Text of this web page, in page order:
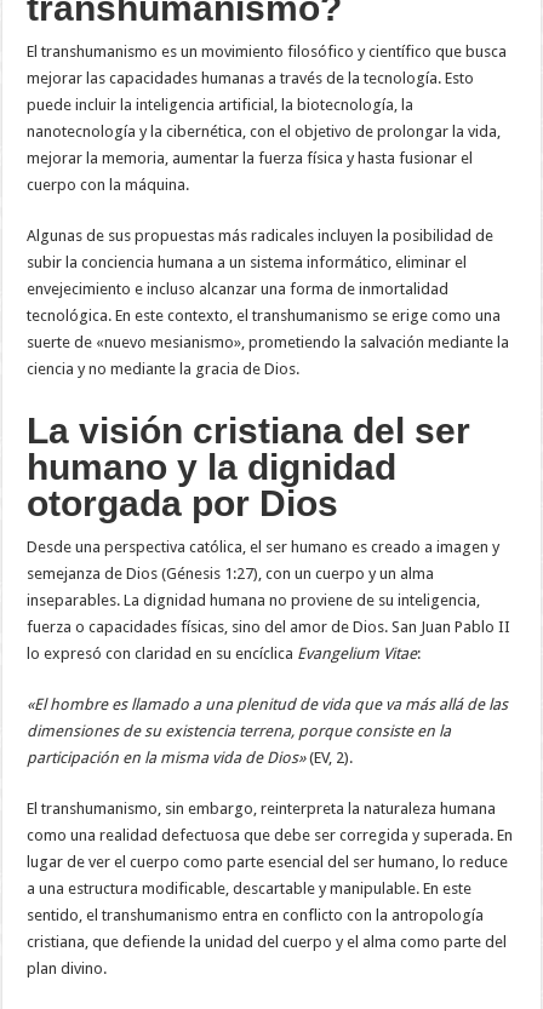
El transhumanismo es un movimiento filosófico y científico que busca
mejorar las capacidades humanas a través de la tecnología. Esto
puede incluir la inteligencia artificial, la biotecnología, la
nanotecnología y la cibernética, con el objetivo de prolongar la vida,
mejorar la memoria, aumentar la fuerza física y hasta fusionar el
cuerpo con la máquina.
Algunas de sus propuestas más radicales incluyen la posibilidad de
subir la conciencia humana a un sistema informático, eliminar el
envejecimiento e incluso alcanzar una forma de inmortalidad
tecnológica. En este contexto, el transhumanismo se erige como una
suerte de «nuevo mesianismo», prometiendo la salvación mediante la
ciencia y no mediante la gracia de Dios.
La visión cristiana del ser
humano y la dignidad
otorgada por Dios
Desde una perspectiva católica, el ser humano es creado a imagen y
semejanza de Dios (Génesis 1:27), con un cuerpo y un alma
inseparables. La dignidad humana no proviene de su inteligencia,
fuerza o capacidades físicas, sino del amor de Dios. San Juan Pablo II
lo expresó con claridad en su encíclica Evangelium Vitae:
«El hombre es llamado a una plenitud de vida que va más allá de las
dimensiones de su existencia terrena, porque consiste en la
participación en la misma vida de Dios»(EV, 2).
El transhumanismo, sin embargo, reinterpreta la naturaleza humana
como una realidad defectuosa que debe ser corregida y superada. En
lugar de ver el cuerpo como parte esencial del ser humano, lo reduce
a una estructura modificable, descartable y manipulable. En este
sentido, el transhumanismo entra en conflicto con la antropología
cristiana, que defiende la unidad del cuerpo y el alma como parte del
plan divino.